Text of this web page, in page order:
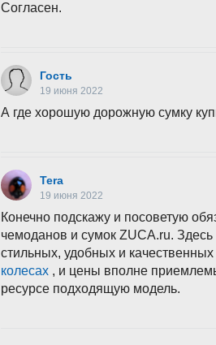
Согласен.
Гость
19 июня 2022
А где хорошую дорожную сумку
Tera
19 июня 2022
Конечно подскажу и посоветую
чемоданов и сумок ZUCA.ru.
стильных, удобных и
колесах , и цены вполне
ресурсе подходящую модель.